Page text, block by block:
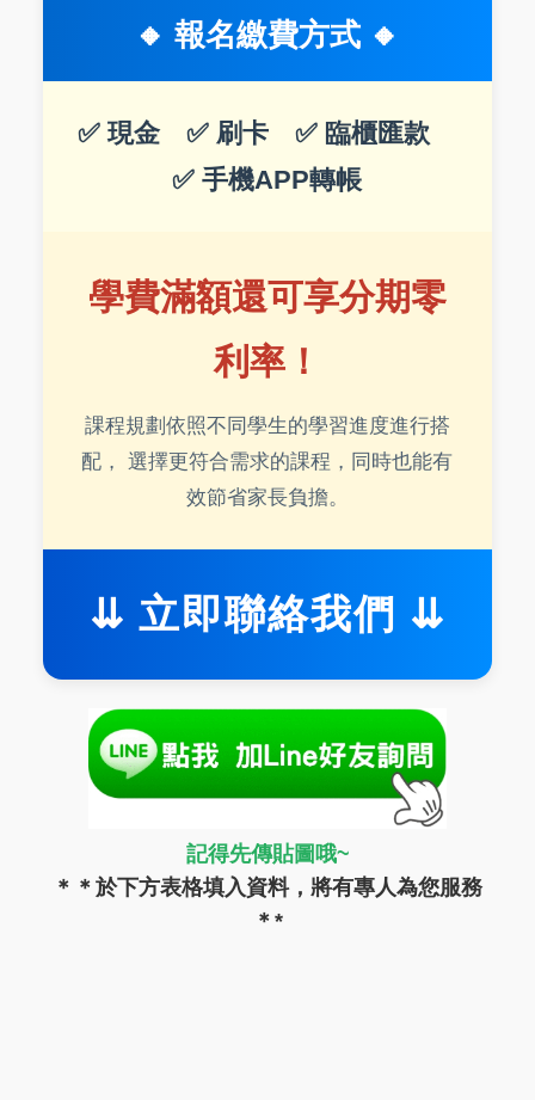
🔸 報名繳費方式 🔸
✅ 現金 ✅ 刷卡 ✅ 臨櫃匯款
✅ 手機APP轉帳
學費滿額還可享分期零
利率！
課程規劃依照不同學生的學習進度進行搭
配， 選擇更符合需求的課程，同時也能有
效節省家長負擔。
⇊ 立即聯絡我們 ⇊
記得先傳貼圖哦~
＊＊於下方表格填入資料，將有專人為您服務
＊*